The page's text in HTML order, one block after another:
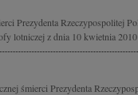
Prezydenta Rzeczypospolitej
lotniczej z dnia 10 kwietnia
śmierci Prezydenta